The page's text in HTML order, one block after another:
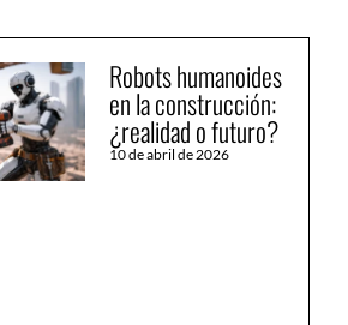
Robots humanoides
en la construcción:
¿realidad o futuro?
10 de abril de 2026